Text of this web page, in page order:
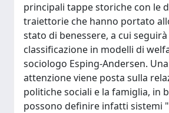
principali tappe storiche con le
traiettorie che hanno portato
stato di benessere, a cui seguirà
classificazione in modelli di
sociologo Esping-Andersen.
attenzione viene posta sulla
politiche sociali e la famiglia, in
possono definire infatti sistemi